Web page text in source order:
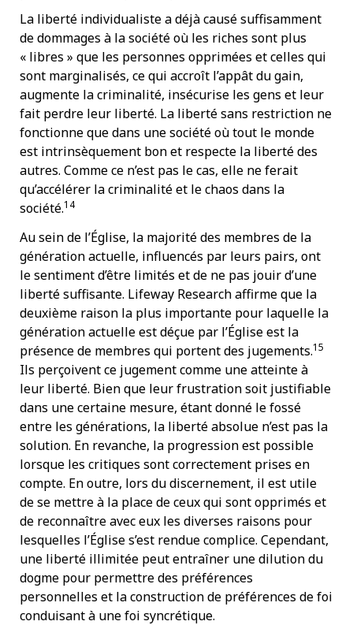
La liberté individualiste a déjà causé suffisamment
de dommages à la société où les riches sont plus
« libres » que les personnes opprimées et celles qui
sont marginalisés, ce qui accroît l’appât du gain,
augmente la criminalité, insécurise les gens et leur
fait perdre leur liberté. La liberté sans restriction ne
fonctionne que dans une société où tout le monde
est intrinsèquement bon et respecte la liberté des
autres. Comme ce n’est pas le cas, elle ne ferait
qu’accélérer la criminalité et le chaos dans la
société.14
Au sein de l’Église, la majorité des membres de la
génération actuelle, influencés par leurs pairs, ont
le sentiment d’être limités et de ne pas jouir d’une
liberté suffisante. Lifeway Research affirme que la
deuxième raison la plus importante pour laquelle la
génération actuelle est déçue par l’Église est la
présence de membres qui portent des jugements.15
Ils perçoivent ce jugement comme une atteinte à
leur liberté. Bien que leur frustration soit justifiable
dans une certaine mesure, étant donné le fossé
entre les générations, la liberté absolue n’est pas la
solution. En revanche, la progression est possible
lorsque les critiques sont correctement prises en
compte. En outre, lors du discernement, il est utile
de se mettre à la place de ceux qui sont opprimés et
de reconnaître avec eux les diverses raisons pour
lesquelles l’Église s’est rendue complice. Cependant,
une liberté illimitée peut entraîner une dilution du
dogme pour permettre des préférences
personnelles et la construction de préférences de foi
conduisant à une foi syncrétique.